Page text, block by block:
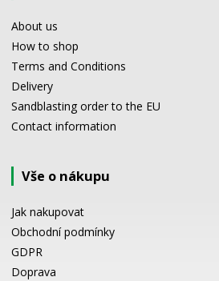
About us
How to shop
Terms and Conditions
Delivery
Sandblasting order to the EU
Contact information
Vše o nákupu
Jak nakupovat
Obchodní podmínky
GDPR
Doprava